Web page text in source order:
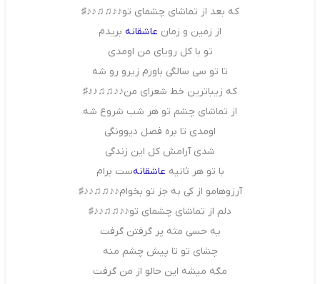
که بعد از تماشای چشمای تو♪♪♫♫♪♪♯
از زمین و زمان عاشقانه بریدم
تو با کل رویای من اومدی
تا تو سی سالگی باورم زیرو رو شه
که زیباترین خط شعرای من♪♪♫♫♪♪♯
از تماشای چشم تو هر شب شروع شه
اومدی تا بره فصل دیوونگی
شدی آرامش کل این زندگی
با تو هر ثانیه عاشقانه‌ست برام
آرزوهامو از کی به جز تو بخوام♪♪♫♫♪♪♯
دلم از تماشای چشمای تو♪♪♫♫♪♪♯
یه حسی مثه پر گرفتن گرفت
چشای تو تا پیش چشم منه
مگه میشه این حالو از من گرفت